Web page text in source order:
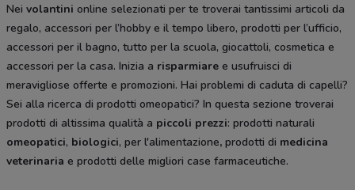
Nei volantini online selezionati per te troverai tantissimi articoli da
regalo, accessori per l’hobby e il tempo libero, prodotti per l’ufficio,
accessori per il bagno, tutto per la scuola, giocattoli, cosmetica e
accessori per la casa. Inizia a risparmiare e usufruisci di
meravigliose offerte e promozioni. Hai problemi di caduta di capelli?
Sei alla ricerca di prodotti omeopatici? In questa sezione troverai
prodotti di altissima qualità a piccoli prezzi: prodotti naturali
omeopatici, biologici, per l'alimentazione, prodotti di medicina
veterinaria e prodotti delle migliori case farmaceutiche.